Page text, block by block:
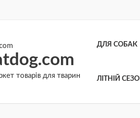
товарів для тварин
ДЛЯ СОБАК
ЛІТНІЙ